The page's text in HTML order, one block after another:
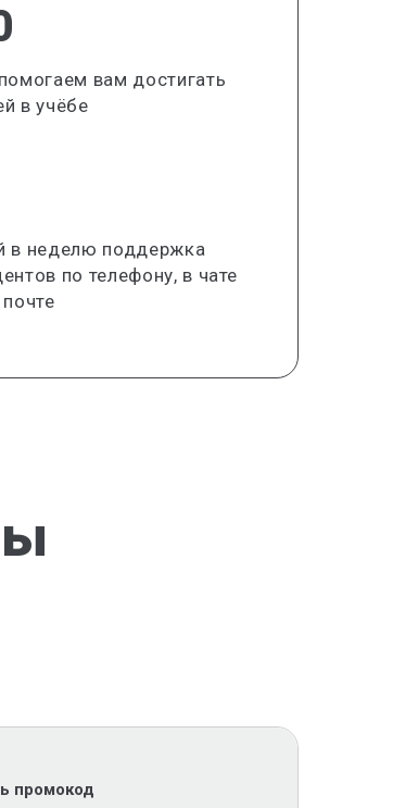
вам достигать
в учёбе
в неделю поддержка
по телефону, в чате
промокод